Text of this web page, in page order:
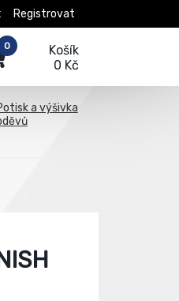
Registrovat
Košík
0 Kč
0
a výšivka